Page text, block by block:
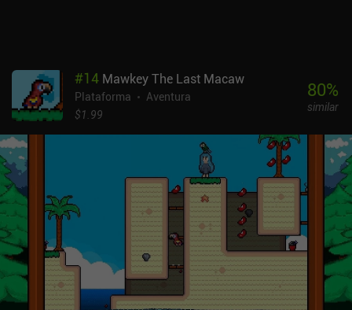
#14 Mawkey The Last Macaw
Plataforma
Aventura
$1.99
80%
similar